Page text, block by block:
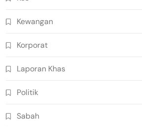
Kewangan
Korporat
Laporan Khas
Politik
Sabah